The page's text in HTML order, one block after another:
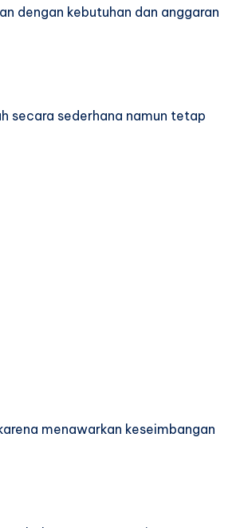
dengan kebutuhan dan anggaran
secara sederhana namun tetap
menawarkan keseimbangan